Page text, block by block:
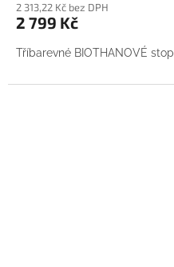
2 313,22 Kč bez DPH
2 799 Kč
Tříbarevné BIOTHANOVÉ